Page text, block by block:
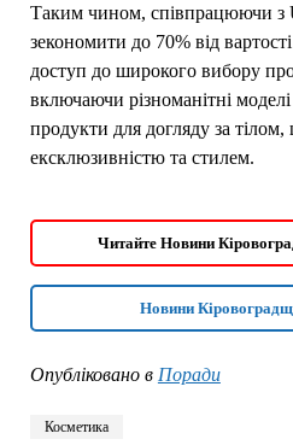
Таким чином, співпрацюючи з
зекономити до 70% від
доступ до широкого вибору
включаючи різноманітні
продукти для догляду за
ексклюзивністю та стилем.
Читайте Новини
Новини
Опубліковано в Поради
Косметика